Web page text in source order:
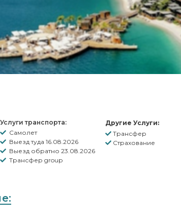
Другие Услуги:
Трансфер
Страхование
Услуги транспорта:
Самолет
Выезд туда 16.08.2026
Выезд обратно 23.08.2026
Трансфер group